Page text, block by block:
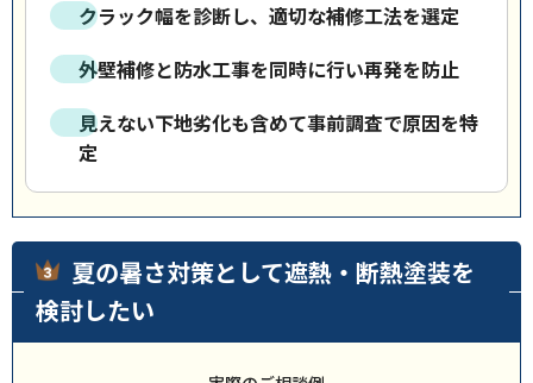
クラック幅を診断し、適切な補修工法を選定
外壁補修と防水工事を同時に行い再発を防止
見えない下地劣化も含めて事前調査で原因を特
定
夏の暑さ対策として遮熱・断熱塗装を
検討したい